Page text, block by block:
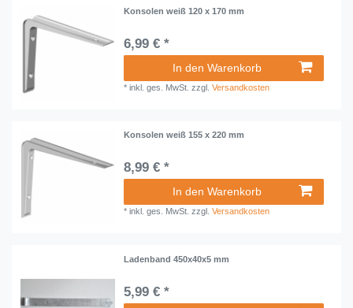
Konsolen weiß 120 x 170 mm
6,99 € *
In den Warenkorb
*inkl. ges. MwSt. zzgl.Versandkosten
Konsolen weiß 155 x 220 mm
8,99 € *
In den Warenkorb
*inkl. ges. MwSt. zzgl.Versandkosten
Ladenband 450x40x5 mm
5,99 € *